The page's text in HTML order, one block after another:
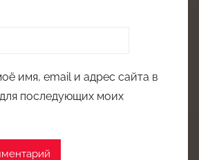
имя, email и адрес сайта в
последующих моих